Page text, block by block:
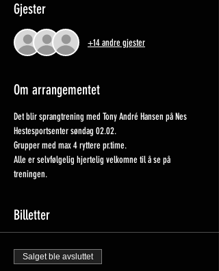
Gjester
+14 andre gjester
Om arrangementet
Det blir sprangtrening med Tony André Hansen på Nes
Hestesportsenter søndag 02.02.
Grupper med max 4 ryttere pr.time.
Alle er selvfølgelig hjertelig velkomne til å se på
treningen.
Billetter
Salget ble avsluttet